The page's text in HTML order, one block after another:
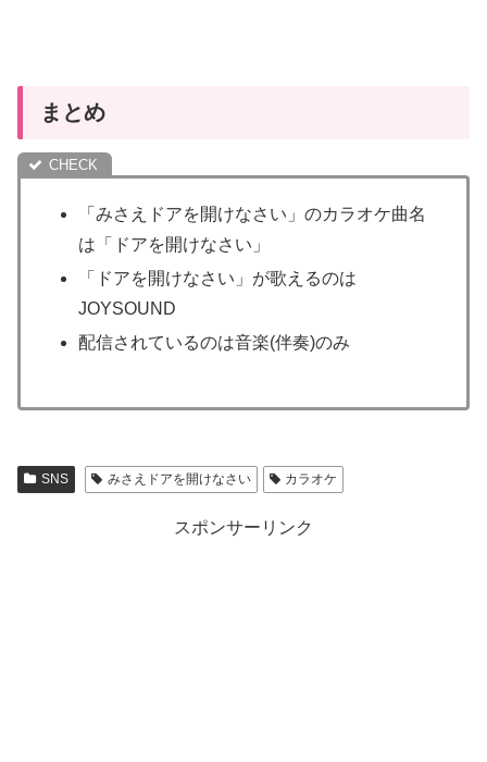
まとめ
「みさえドアを開けなさい」のカラオケ曲名
は「ドアを開けなさい」
「ドアを開けなさい」が歌えるのは
JOYSOUND
配信されているのは音楽(伴奏)のみ
SNS みさえドアを開けなさい カラオケ
スポンサーリンク